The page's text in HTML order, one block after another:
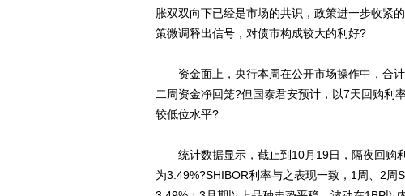
胀双双向下已经是市场的共识，政策进一步收紧
策微调释出信号，对债市构成较大的利好?
资金面上，央行本周在公开市场操作中，合计
二周资金净回笼?但国泰君安预计，以7天回购利
较低位水平?
统计数据显示，截止到10月19日，隔夜回购
为3.49%?SHIBOR利率与之表现一致，1周、2周